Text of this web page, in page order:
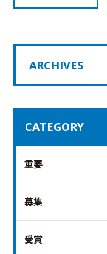
ARCHIVES
CATEGORY
重要
募集
受賞